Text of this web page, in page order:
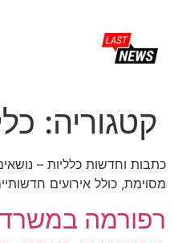
קטגוריה:
כתבות וחדשות כלליות –
מסוימת, כולל אירועים
רפורמה